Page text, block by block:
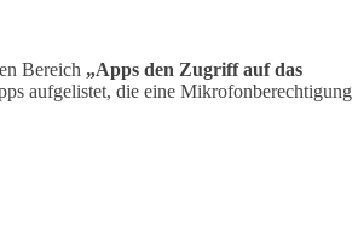
Bereich „Apps den Zugriff auf das
aufgelistet, die eine Mikrofonberechtigung